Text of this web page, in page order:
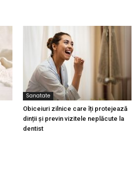
Sanatate
Obiceiuri zilnice care îți protejează
dinții și previn vizitele neplăcute la
dentist